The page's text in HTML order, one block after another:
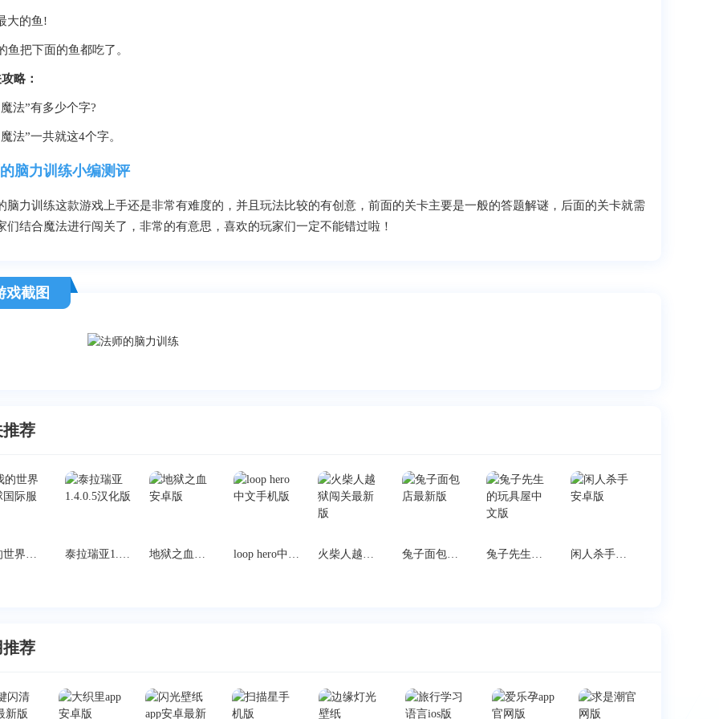
大的鱼!
鱼把下面的鱼都吃了。
略：
法”有多少个字?
法”一共就这4个字。
脑力训练小编测评
脑力训练这款游戏上手还是非常有难度的，并且玩法比较的有创意，前面的关卡主要是一般的答题解谜，后面的关卡就需
们结合魔法进行闯关了，非常的有意思，喜欢的玩家们一定不能错过啦！
戏截图
荐
我的世界地球国际服 泰拉瑞亚1.4.0.5汉化版 地狱之血安卓版 loop hero中文手机版 火柴人越狱闯关最新版 兔子面包店最新版 兔子先生的玩具屋中文版 闲人杀手安卓版
荐